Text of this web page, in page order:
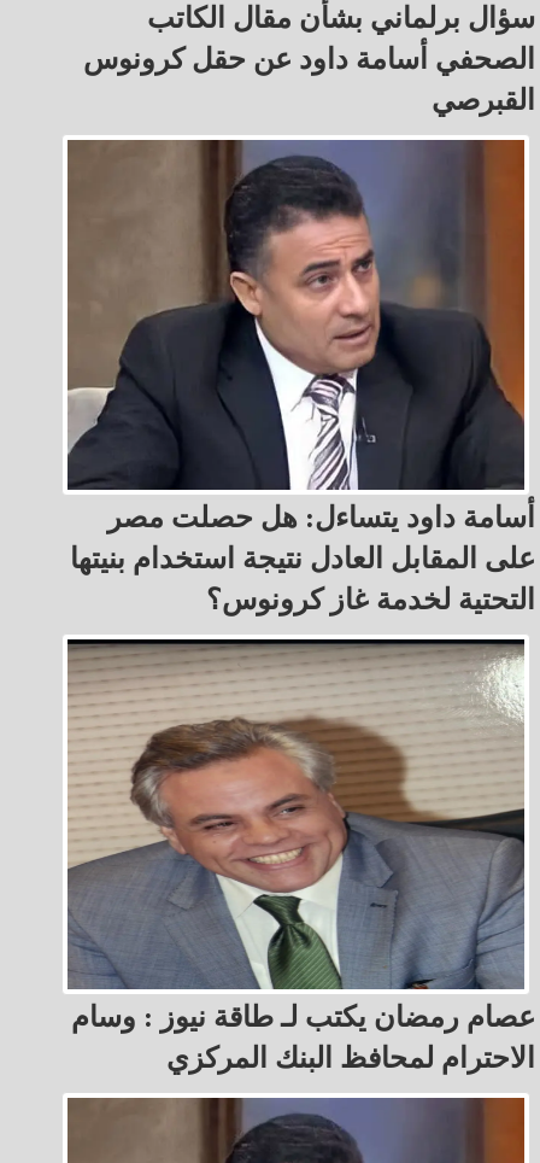
سؤال برلماني بشأن مقال الكاتب
الصحفي أسامة داود عن حقل كرونوس
القبرصي
أسامة داود يتساءل: هل حصلت مصر
على المقابل العادل نتيجة استخدام بنيتها
التحتية لخدمة غاز كرونوس؟
عصام رمضان يكتب لـ طاقة نيوز : ‏وسام
الاحترام لمحافظ البنك المركزي